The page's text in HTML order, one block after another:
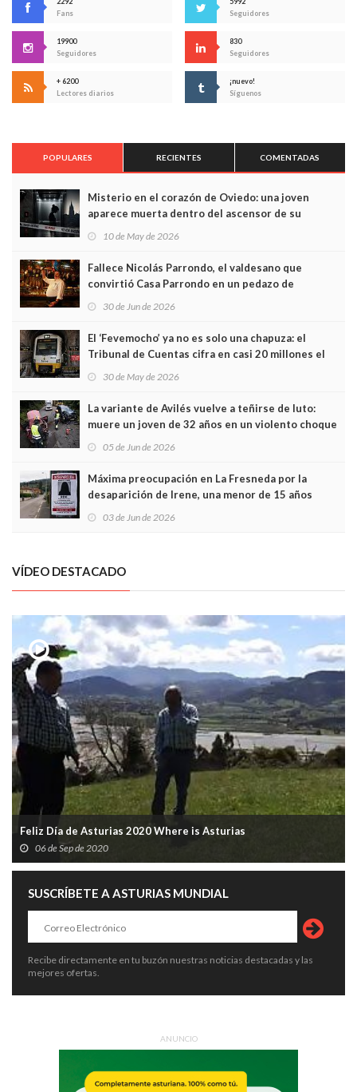
Fans
Seguidores
19900
Seguidores
830
Seguidores
+ 6200
Lectores diarios
¡nuevo!
Síguenos
POPULARES RECIENTES COMENTADAS
Misterio en el corazón de Oviedo: una joven
aparece muerta dentro del ascensor de su
edificio y las cámaras captan sus últimos minutos
10 de May de 2026
Fallece Nicolás Parrondo, el valdesano que
convirtió Casa Parrondo en un pedazo de
Asturias en Madrid
30 de Jun de 2026
El ‘Fevemocho’ ya no es solo una chapuza: el
Tribunal de Cuentas cifra en casi 20 millones el
sobrecoste de los trenes que no cabían por los
30 de May de 2026
La variante de Avilés vuelve a teñirse de luto:
muere un joven de 32 años en un violento choque
frontal
05 de Jun de 2026
Máxima preocupación en La Fresneda por la
desaparición de Irene, una menor de 15 años
03 de Jun de 2026
VÍDEO DESTACADO
Feliz Día de Asturias 2020 Where is Asturias
06 de Sep de 2020
SUSCRÍBETE A ASTURIAS MUNDIAL
Recibe directamente en tu buzón nuestras noticias destacadas y las
mejores ofertas.
ANUNCIO